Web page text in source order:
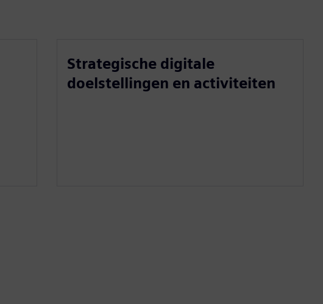
Strategische digitale
doelstellingen en activiteiten